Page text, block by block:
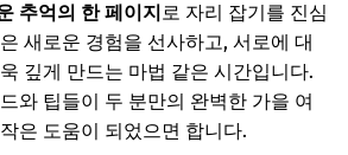
추억의 한 페이지 로 자리 잡기를 진심
새로운 경험을 선사하고, 서로에 대
깊게 만드는 마법 같은 시간입니다.
와 팁들이 두 분만의 완벽한 가을 여
은 도움이 되었으면 합니다.